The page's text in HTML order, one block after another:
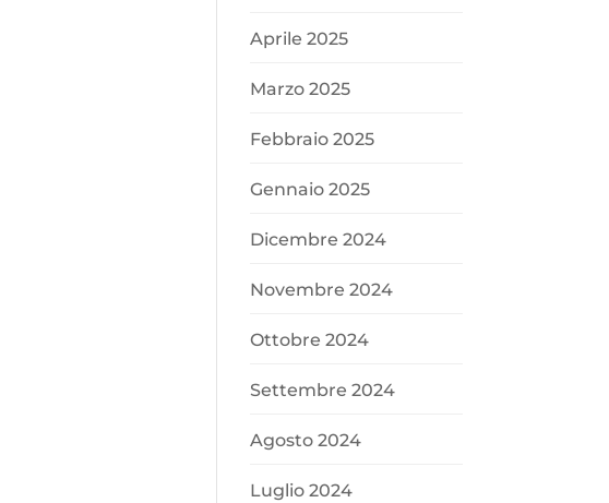
Aprile 2025
Marzo 2025
Febbraio 2025
Gennaio 2025
Dicembre 2024
Novembre 2024
Ottobre 2024
Settembre 2024
Agosto 2024
Luglio 2024